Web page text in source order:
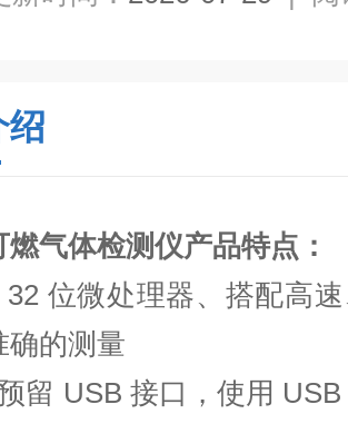
绍
燃气体检测仪产品特点：
32 位微处理器、搭配高
确的测量
留 USB 接口，使用